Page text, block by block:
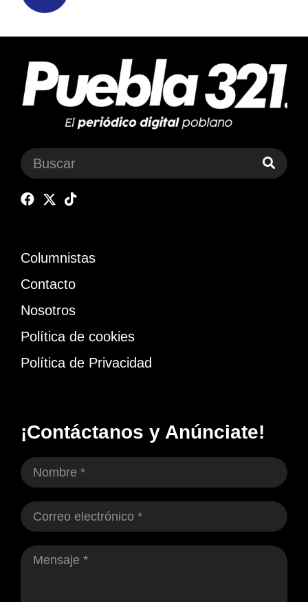
Columnistas
Contacto
Nosotros
Política de cookies
Política de Privacidad
¡Contáctanos y Anúnciate!